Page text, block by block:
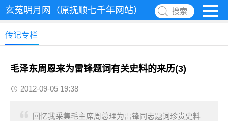
玄菟明月网（原抚顺七千年网站） 搜索
传记专栏
毛泽东周恩来为雷锋题词有关史料的来历(3)
2012-09-05 19:38
回忆我采集毛主席周总理为雷锋同志题词珍贵史料